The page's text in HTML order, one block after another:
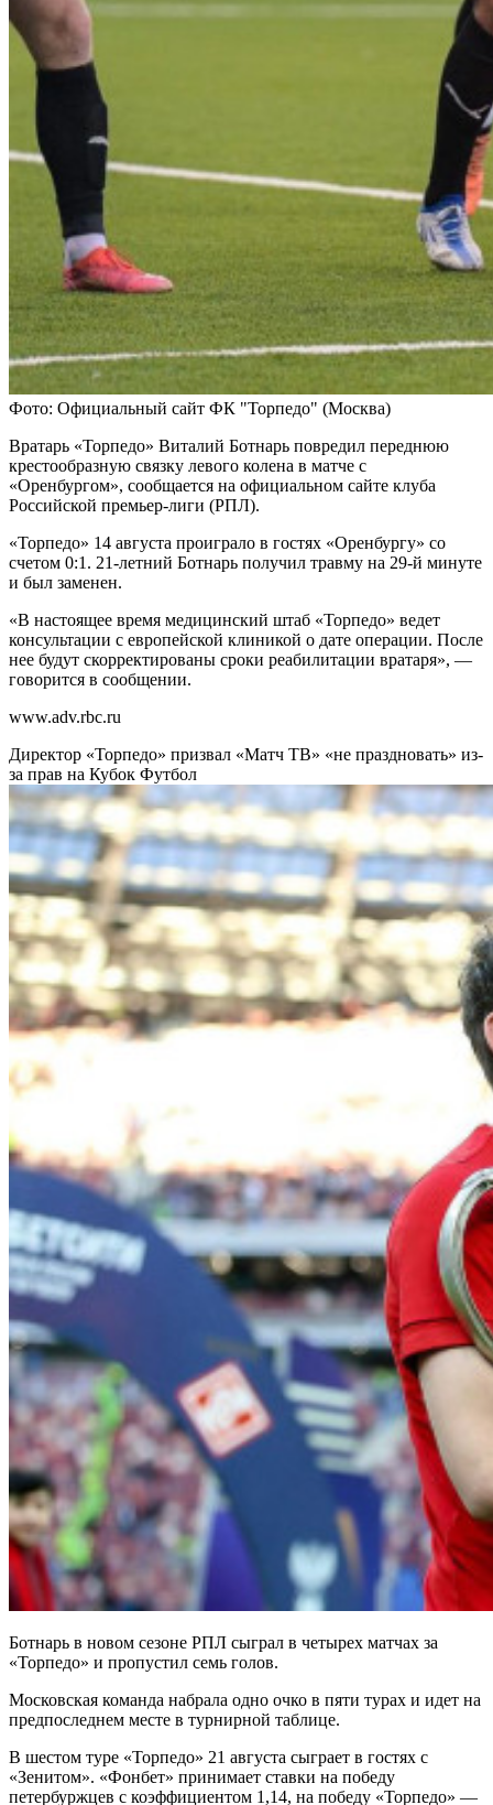
Фото: Официальный сайт ФК "Торпедо" (Москва)
Вратарь «Торпедо» Виталий Ботнарь повредил переднюю
крестообразную связку левого колена в матче с
«Оренбургом», сообщается на официальном сайте клуба
Российской премьер-лиги (РПЛ).
«Торпедо» 14 августа проиграло в гостях «Оренбургу» со
счетом 0:1. 21-летний Ботнарь получил травму на 29-й минуте
и был заменен.
«В настоящее время медицинский штаб «Торпедо» ведет
консультации с европейской клиникой о дате операции. После
нее будут скорректированы сроки реабилитации вратаря», —
говорится в сообщении.
www.adv.rbc.ru
Директор «Торпедо» призвал «Матч ТВ» «не праздновать» из-
за прав на Кубок Футбол
Ботнарь в новом сезоне РПЛ сыграл в четырех матчах за
«Торпедо» и пропустил семь голов.
Московская команда набрала одно очко в пяти турах и идет на
предпоследнем месте в турнирной таблице.
В шестом туре «Торпедо» 21 августа сыграет в гостях с
«Зенитом». «Фонбет» принимает ставки на победу
петербуржцев с коэффициентом 1,14, на победу «Торпедо» —